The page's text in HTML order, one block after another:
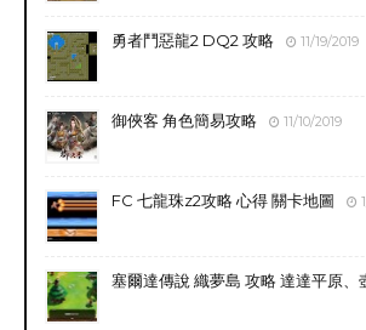
勇者鬥惡龍2 DQ2 攻略 11/19/2019
御俠客 角色簡易攻略 11/10/2019
FC 七龍珠z2攻略 心得 關卡地圖
塞爾達傳說 織夢島 攻略 達達平原、